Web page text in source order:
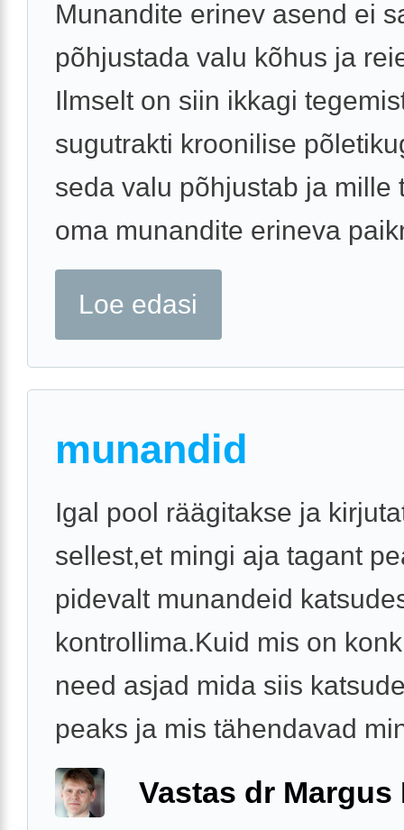
Munandite erinev asend ei
põhjustada valu kõhus ja
Ilmselt on siin ikkagi
sugutrakti kroonilise
seda valu põhjustab ja mille
oma munandite erineva
Loe edasi
munandid
Igal pool räägitakse ja
sellest,et mingi aja tagant
pidevalt munandeid
kontrollima.Kuid mis on
need asjad mida siis
peaks ja mis tähendavad
Vastas dr Margus